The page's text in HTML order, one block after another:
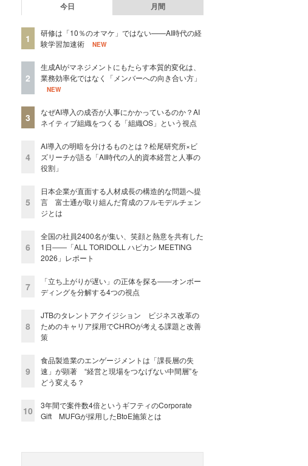
今日 月間
1
研修は「10％のオマケ」ではない——AI時代の経
験学習加速術
NEW
2
生成AIがマネジメントにもたらす本質的変化は、
業務効率化ではなく「メンバーへの向き合い方」
NEW
3
なぜAI導入の成否が人事にかかっているのか？AI
ネイティブ組織をつくる「組織OS」という視点
4
AI導入の明暗を分けるものとは？松尾研究所×ビ
ズリーチが語る「AI時代の人的資本経営と人事の
役割」
5
日本企業が直面する人材成長の構造的な問題へ提
言 富士通が取り組んだ育成のフルモデルチェン
ジとは
6
全国の社員2400名が集い、笑顔と熱意を共有した
1日――「ALL TORIDOLL ハピカン MEETING
2026」レポート
7
「立ち上がりが遅い」の正体を探る——オンボー
ディングを分解する4つの視点
8
JTBのタレントアクイジション ビジネス改革の
ためのキャリア採用でCHROが考える課題と改善
策
9
食品製造業のエンゲージメントは「課長層の失
速」が顕著 “経営と現場をつなげない中間層”を
どう変える？
10
3年間で案件数4倍というギフティのCorporate
Gift MUFGが採用したBtoE施策とは